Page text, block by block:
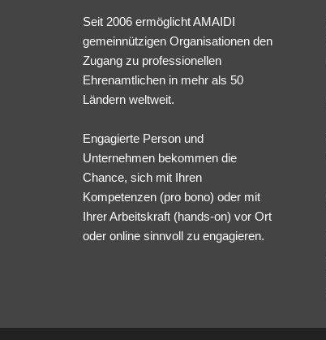
Seit 2006 ermöglicht AMAIDI
gemeinnützigen Organisationen den
Zugang zu professionellen
Ehrenamtlichen in mehr als 50
Ländern weltweit.
Engagierte Person und
Unternehmen bekommen die
Chance, sich mit Ihren
Kompetenzen (pro bono) oder mit
Ihrer Arbeitskraft (hands-on) vor Ort
oder online sinnvoll zu engagieren.